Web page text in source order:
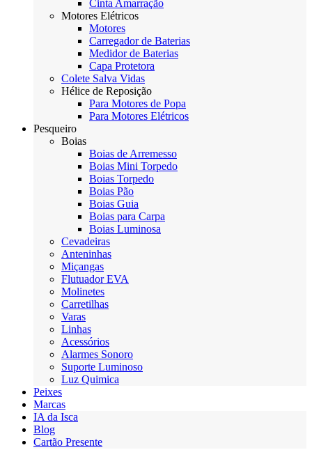
Cinta Amarração
Motores Elétricos
Motores
Carregador de Baterias
Medidor de Baterias
Capa Protetora
Colete Salva Vidas
Hélice de Reposição
Para Motores de Popa
Para Motores Elétricos
Pesqueiro
Boias
Boias de Arremesso
Boias Mini Torpedo
Boias Torpedo
Boias Pão
Boias Guia
Boias para Carpa
Boias Luminosa
Cevadeiras
Anteninhas
Miçangas
Flutuador EVA
Molinetes
Carretilhas
Varas
Linhas
Acessórios
Alarmes Sonoro
Suporte Luminoso
Luz Quimica
Peixes
Marcas
IA da Isca
Blog
Cartão Presente